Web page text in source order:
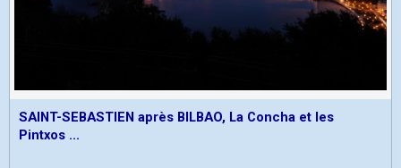
SAINT-SEBASTIEN après BILBAO, La Concha et les
Pintxos ...